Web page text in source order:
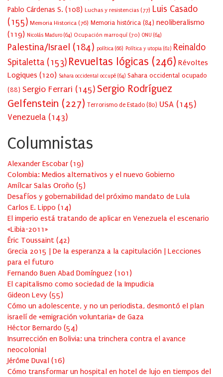
Pablo Cárdenas S. (108) Luchas y resistencias (77) Luis Casado
(155) Memoria Historica (76) Memoria histórica (84) neoliberalismo
(119) Nicolás Maduro (64) Ocupación marroquí (70) ONU (64)
Palestina/Israel (184) política (66) Política y utopia (62) Reinaldo
Spitaletta (153) Revueltas lógicas (246) Révoltes
Logiques (120) Sahara occidental occupé (64) Sahara occidental ocupado
(88) Sergio Ferrari (145) Sergio Rodríguez
Gelfenstein (227) Terrorismo de Estado (80) USA (145)
Venezuela (143)
Columnistas
Alexander Escobar (19)
Colombia: Medios alternativos y el nuevo Gobierno
Amílcar Salas Oroño (5)
Desafíos y gobernabilidad del próximo mandato de Lula
Carlos E. Lippo (14)
El imperio está tratando de aplicar en Venezuela el escenario
«Libia-2011»
Éric Toussaint (42)
Grecia 2015 | De la esperanza a la capitulación | Lecciones
para el futuro
Fernando Buen Abad Domínguez (101 )
El capitalismo como sociedad de la Impudicia
Gideon Levy (55)
Cómo un adolescente, y no un periodista, desmontó el plan
israelí de «emigración voluntaria» de Gaza
Héctor Bernardo (54)
Insurrección en Bolivia: una trinchera contra el avance
neocolonial
Jérôme Duval (16)
Cómo transformar un hospital en hotel de lujo en tiempos del